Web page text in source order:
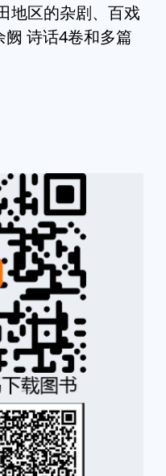
地区的杂剧、百戏
诗话4卷和多篇